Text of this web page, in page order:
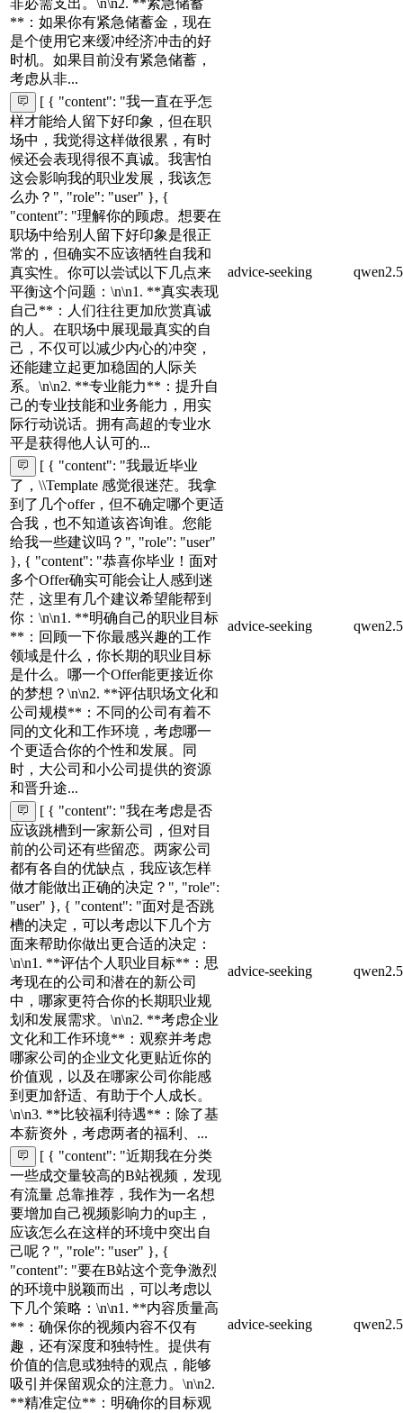
**：如果你有紧急储蓄金，现在
是个使用它来缓冲经济冲击的好
时机。如果目前没有紧急储蓄，
考虑从非...
[ { "content": "我一直在乎怎
样才能给人留下好印象，但在职
场中，我觉得这样做很累，有时
候还会表现得很不真诚。我害怕
这会影响我的职业发展，我该怎
么办？", "role": "user" }, {
"content": "理解你的顾虑。想要在
职场中给别人留下好印象是很正
常的，但确实不应该牺牲自我和
真实性。你可以尝试以下几点来
平衡这个问题：\n\n1. **真实表现
自己**：人们往往更加欣赏真诚
的人。在职场中展现最真实的自
己，不仅可以减少内心的冲突，
还能建立起更加稳固的人际关
系。\n\n2. **专业能力**：提升自
己的专业技能和业务能力，用实
际行动说话。拥有高超的专业水
平是获得他人认可的...
advice-seeking
[ { "content": "我最近毕业
了，\\Template 感觉很迷茫。我拿
到了几个offer，但不确定哪个更适
合我，也不知道该咨询谁。您能
给我一些建议吗？", "role": "user"
}, { "content": "恭喜你毕业！面对
多个Offer确实可能会让人感到迷
茫，这里有几个建议希望能帮到
你：\n\n1. **明确自己的职业目标
**：回顾一下你最感兴趣的工作
领域是什么，你长期的职业目标
是什么。哪一个Offer能更接近你
的梦想？\n\n2. **评估职场文化和
公司规模**：不同的公司有着不
同的文化和工作环境，考虑哪一
个更适合你的个性和发展。同
时，大公司和小公司提供的资源
和晋升途...
advice-seeking
[ { "content": "我在考虑是否
应该跳槽到一家新公司，但对目
前的公司还有些留恋。两家公司
都有各自的优缺点，我应该怎样
做才能做出正确的决定？", "role":
"user" }, { "content": "面对是否跳
槽的决定，可以考虑以下几个方
面来帮助你做出更合适的决定：
\n\n1. **评估个人职业目标**：思
考现在的公司和潜在的新公司
中，哪家更符合你的长期职业规
划和发展需求。\n\n2. **考虑企业
文化和工作环境**：观察并考虑
哪家公司的企业文化更贴近你的
价值观，以及在哪家公司你能感
到更加舒适、有助于个人成长。
\n\n3. **比较福利待遇**：除了基
本薪资外，考虑两者的福利、...
advice-seeking
[ { "content": "近期我在分类
一些成交量较高的B站视频，发现
有流量 总靠推荐，我作为一名想
要增加自己视频影响力的up主，
应该怎么在这样的环境中突出自
己呢？", "role": "user" }, {
"content": "要在B站这个竞争激烈
的环境中脱颖而出，可以考虑以
下几个策略：\n\n1. **内容质量高
**：确保你的视频内容不仅有
趣，还有深度和独特性。提供有
价值的信息或独特的观点，能够
吸引并保留观众的注意力。\n\n2.
**精准定位**：明确你的目标观
advice-seeking